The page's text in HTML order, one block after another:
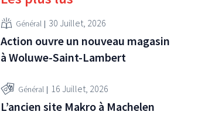
Général 30 Juillet, 2026
Action ouvre un nouveau magasin
à Woluwe-Saint-Lambert
Général 16 Juillet, 2026
L’ancien site Makro à Machelen